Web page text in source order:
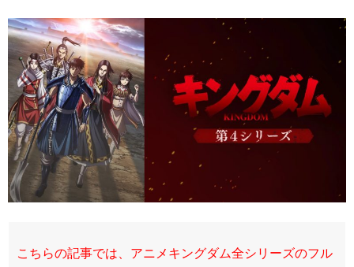
こちらの記事では、アニメキングダム全シリーズのフル